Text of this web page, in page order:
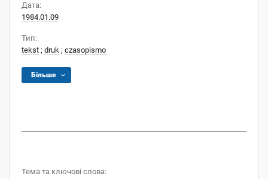
Дата:
1984.01.09
Тип:
tekst ; druk ; czasopismo
Більше
Тема та ключові слова: